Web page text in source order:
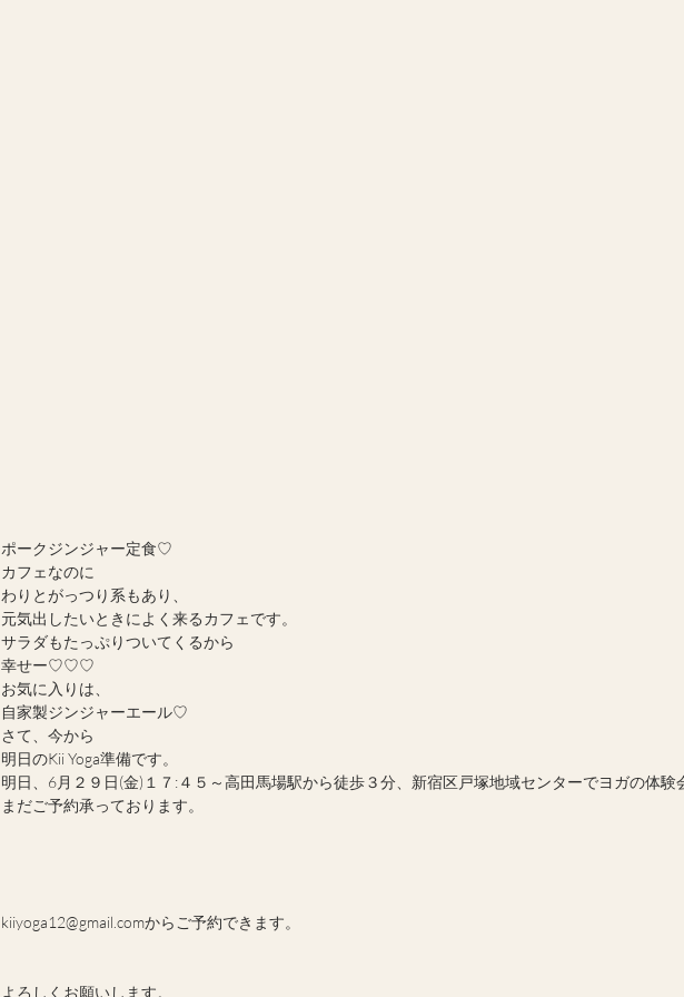
ポークジンジャー定食♡
カフェなのに
わりとがっつり系もあり、
元気出したいときによく来るカフェです。
サラダもたっぷりついてくるから
幸せー♡♡♡
お気に入りは、
自家製ジンジャーエール♡
さて、今から
明日のKii Yoga準備です。
明日、6月２９日(金)１７:４５～高田馬場駅から徒歩３分、新宿区戸塚地域センターでヨガの体験
まだご予約承っております。
kiiyoga12@gmail.comからご予約できます。
よろしくお願いします。